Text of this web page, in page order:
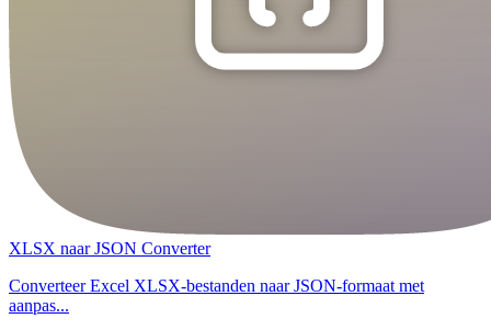
XLSX naar JSON Converter
Converteer Excel XLSX-bestanden naar JSON-formaat met
aanpas...